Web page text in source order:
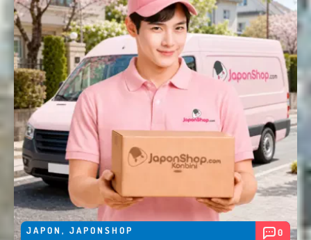
JAPON , JAPONSHOP 0